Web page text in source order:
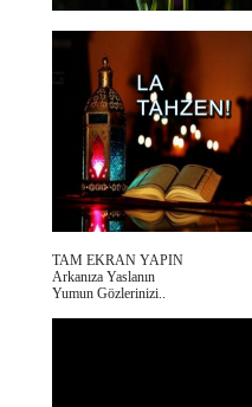
TAM EKRAN YAPIN
Arkanıza Yaslanın
Yumun Gözlerinizi..